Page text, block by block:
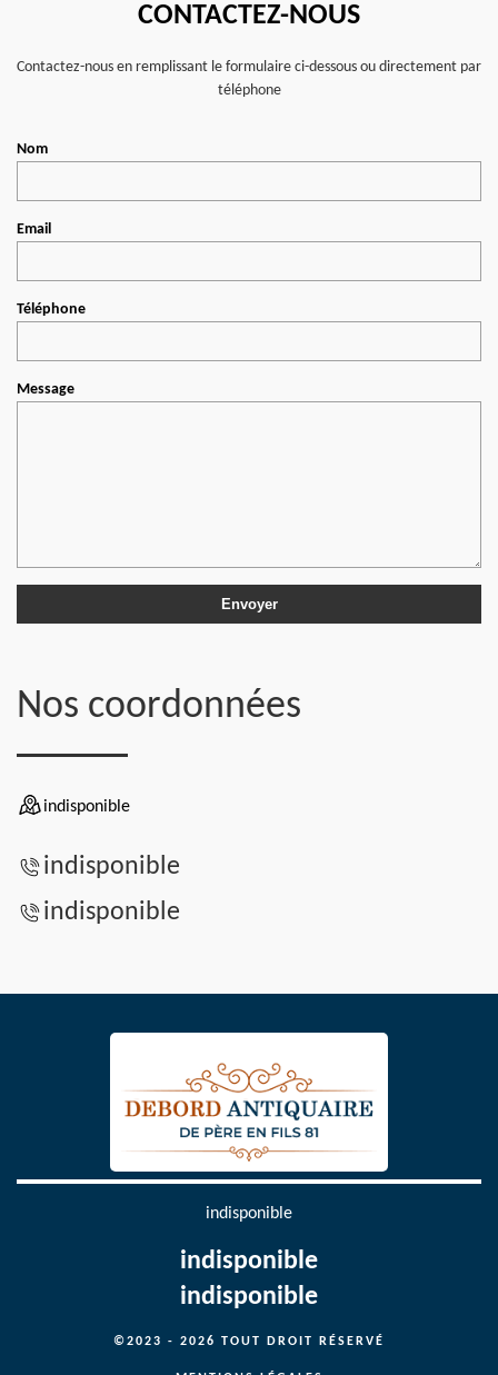
CONTACTEZ-NOUS
Contactez-nous en remplissant le formulaire ci-dessous ou directement par
téléphone
Nom
Email
Téléphone
Message
Nos coordonnées
indisponible
indisponible
indisponible
indisponible
indisponible
indisponible
©2023 - 2026 TOUT DROIT RÉSERVÉ